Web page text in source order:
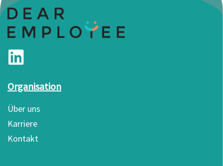
Organisation
Über uns
Karriere
Kontakt